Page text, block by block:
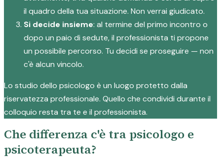
il quadro della tua situazione. Non verrai giudicato.
Si decide insieme: al termine del primo incontro o
dopo un paio di sedute, il professionista ti propone
un possibile percorso. Tu decidi se proseguire — non
c'è alcun vincolo.
Lo studio dello psicologo è un luogo protetto dalla
riservatezza professionale. Quello che condividi durante il
colloquio resta tra te e il professionista.
Che differenza c'è tra psicologo e
psicoterapeuta?